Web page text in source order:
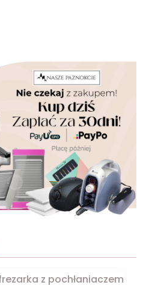
z pochłaniaczem